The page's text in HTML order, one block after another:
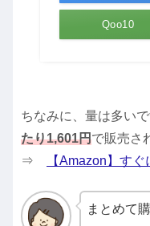
Qoo10
ちなみに、量は多い
たり1,601円で販売さ
⇒
【Amazon】す
まとめて